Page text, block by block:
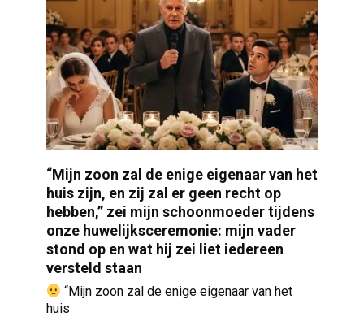
“Mijn zoon zal de enige eigenaar van het
huis zijn, en zij zal er geen recht op
hebben,” zei mijn schoonmoeder tijdens
onze huwelijksceremonie: mijn vader
stond op en wat hij zei liet iedereen
versteld staan
“Mijn zoon zal de enige eigenaar van het
huis